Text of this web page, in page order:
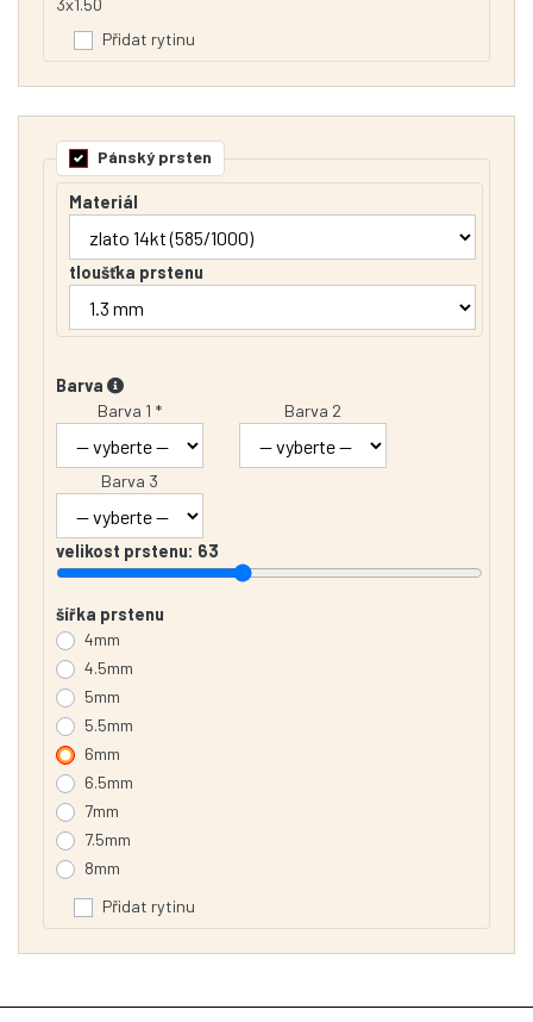
3x1.50
Přidat rytinu
Pánský prsten
Materiál
tloušťka prstenu
Barva
Barva 1 *
Barva 2
Barva 3
velikost prstenu: 63
šířka prstenu
4mm
4.5mm
5mm
5.5mm
6mm
6.5mm
7mm
7.5mm
8mm
Přidat rytinu